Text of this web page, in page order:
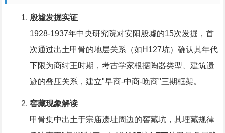
殷墟发掘实证
1928-1937年中央研究院对安阳殷墟的15次发掘，首
次通过出土甲骨的地层关系（如H127坑）确认其年代
下限为商纣王时期，考古学家根据陶器类型、建筑遗
迹的叠压关系，建立"早商-中商-晚商"三期框架。
窖藏现象解读
甲骨集中出土于宗庙遗址周边的窖藏坑，其埋藏规律